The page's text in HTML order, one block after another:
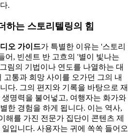
.
하는 스토리텔링의 힘
오 가이드가 특별한 이유는 '스토리
어, 빈센트 반 고흐의 '별이 빛나는
림의 기법이나 연도를 나열하는 대
고통과 희망 사이를 오가던 그의 내
다. 그의 편지와 기록을 바탕으로 재
명력을 불어넣고, 여행자는 화가와
한 경험을 하게 됩니다. 이는 역사,
해를 가진 전문가 집단이 콘텐츠 제
입니다. 사용자는 귀에 쏙쏙 들어오